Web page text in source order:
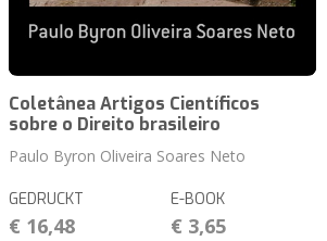
Coletânea Artigos Científicos
sobre o Direito brasileiro
Paulo Byron Oliveira Soares Neto
GEDRUCKT
€ 16,48
E-BOOK
€ 3,65